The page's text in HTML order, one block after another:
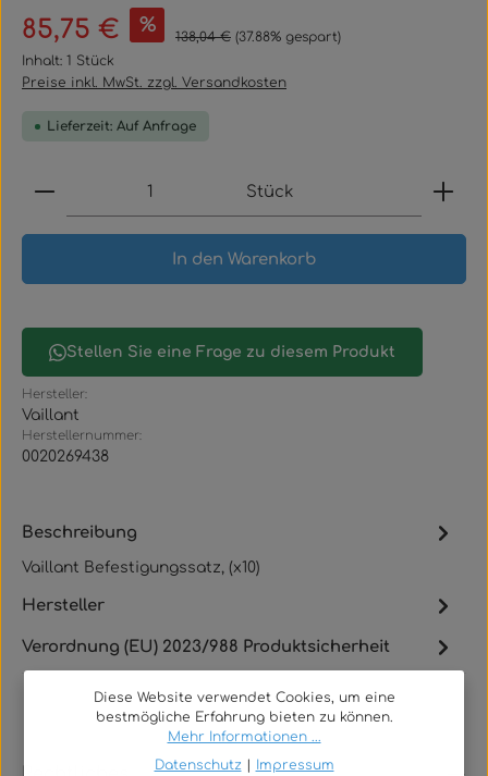
Verkaufspreis:
85,75 € % Regulärer Preis:
138,04 € (37.88% gespart)
Inhalt: 1 Stück
Preise inkl. MwSt. zzgl. Versandkosten
Lieferzeit: Auf Anfrage
Produkt Anzahl: Gib den gewünschten Wert
Stück
In den Warenkorb
Stellen Sie eine Frage zu diesem Produkt
Hersteller:
Vaillant
Herstellernummer:
0020269438
Beschreibung
Vaillant Befestigungssatz, (x10)
Hersteller
Verordnung (EU) 2023/988 Produktsicherheit
Diese Website verwendet Cookies, um eine
bestmögliche Erfahrung bieten zu können.
Mehr Informationen ...
Datenschutz
Impressum